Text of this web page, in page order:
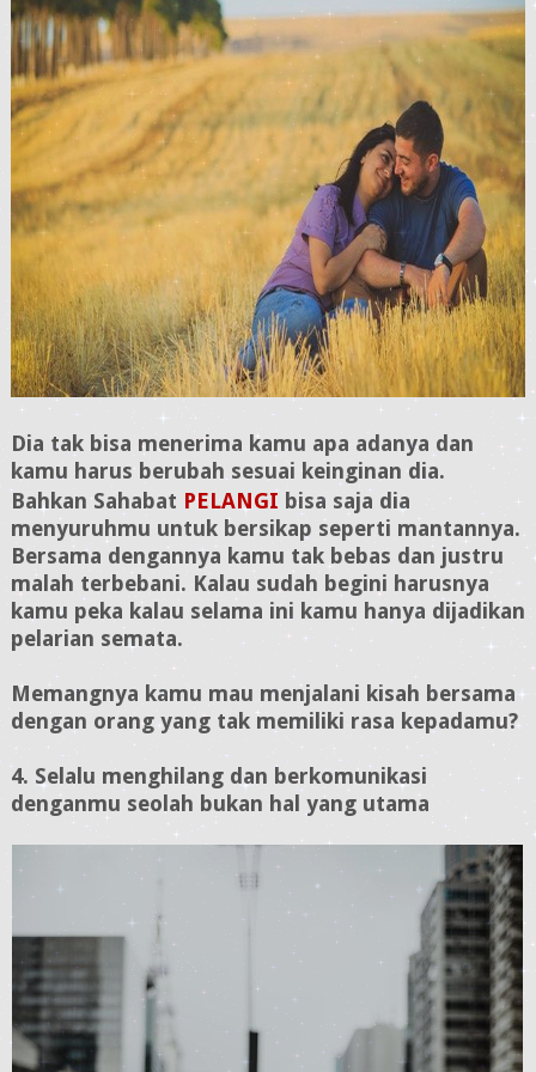
Dia tak bisa menerima kamu apa adanya dan
kamu harus berubah sesuai keinginan dia.
BahkanSahabat PELANGI bisa saja dia
menyuruhmu untuk bersikap seperti mantannya.
Bersama dengannya kamu tak bebas dan justru
malah terbebani. Kalau sudah begini harusnya
kamu peka kalau selama ini kamu hanya dijadikan
pelarian semata.
Memangnya kamu mau menjalani kisah bersama
dengan orang yang tak memiliki rasa kepadamu?
4. Selalu menghilang dan berkomunikasi
denganmu seolah bukan hal yang utama